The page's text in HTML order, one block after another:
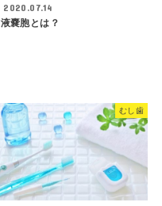
2020.07.14
嚢胞とは？
むし歯